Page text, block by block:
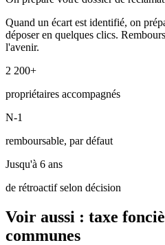
Quand un écart est identifié, on
déposer en quelques clics.
l'avenir.
2 200+
propriétaires accompagnés
N-1
remboursable, par défaut
Jusqu'à 6 ans
de rétroactif selon décision
Voir aussi : taxe
communes